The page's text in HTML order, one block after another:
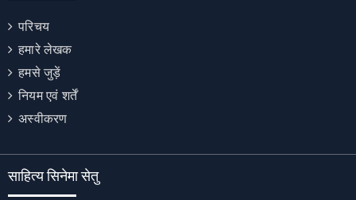
परिचय
हमारे लेखक
हमसे जुड़ें
नियम एवं शर्तें
अस्वीकरण
साहित्य सिनेमा सेतु